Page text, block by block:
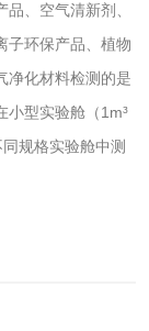
、空气清新剂、
子环保产品、植物
净化材料检测的是
小型实验舱（1m³
规格实验舱中测
妆品毒理测试
妆品皮肤刺激试
验